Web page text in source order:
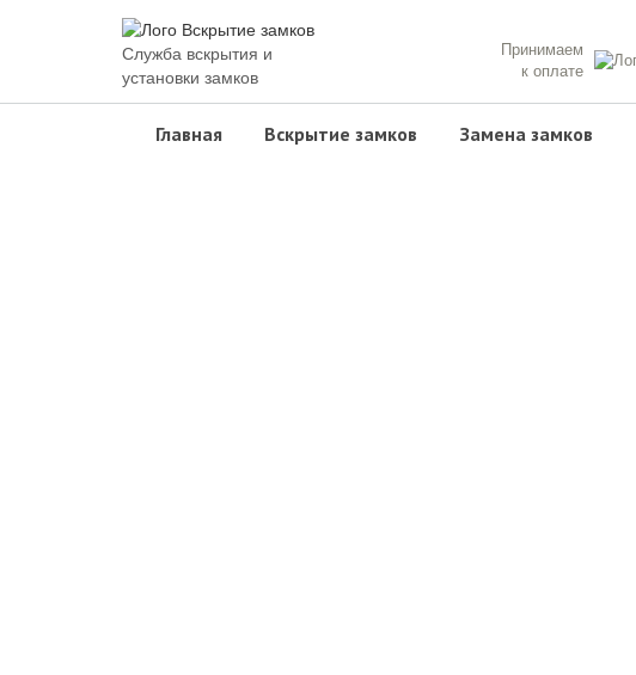
Служба вскрытия и
установки замков
Принимаем
к оплате
Главная Вскрытие замков Замена замков